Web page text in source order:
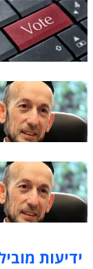
תוכן פרסומי
ידיעות